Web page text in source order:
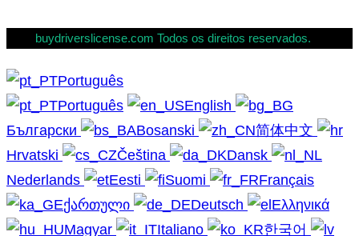
buydriverslicense.com Todos os direitos reservados.
Português
Português
English
Български
Bosanski
简体中文
Hrvatski
Čeština
Dansk
Nederlands
Eesti Suomi
Français
ქართული
Deutsch
Ελληνικά
Magyar
Italiano 한국어